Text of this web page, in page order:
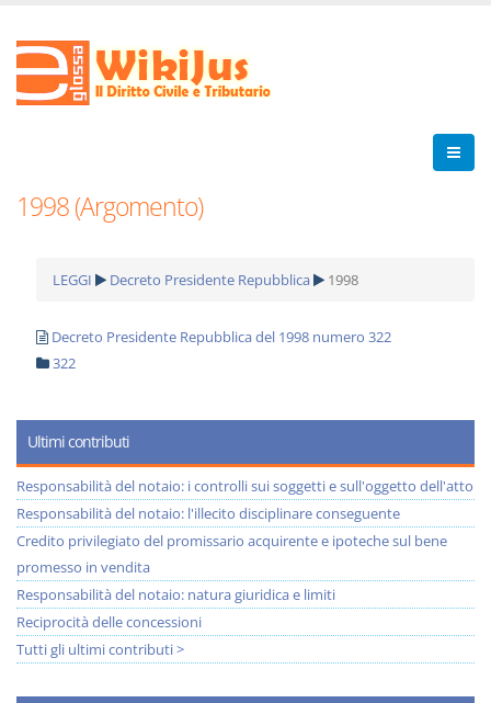
1998 (Argomento)
LEGGI Decreto Presidente Repubblica 1998
Decreto Presidente Repubblica del 1998 numero 322
322
Ultimi contributi
Responsabilità del notaio: i controlli sui soggetti e sull'oggetto dell'atto
Responsabilità del notaio: l'illecito disciplinare conseguente
Credito privilegiato del promissario acquirente e ipoteche sul bene
promesso in vendita
Responsabilità del notaio: natura giuridica e limiti
Reciprocità delle concessioni
Tutti gli ultimi contributi >